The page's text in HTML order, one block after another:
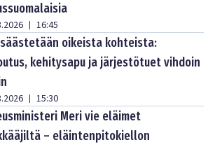
| 16:45
oikeista kohteista:
kehitysapu ja järjestötuet vihdoin
| 15:30
Meri vie eläimet
– eläintenpitokiellon